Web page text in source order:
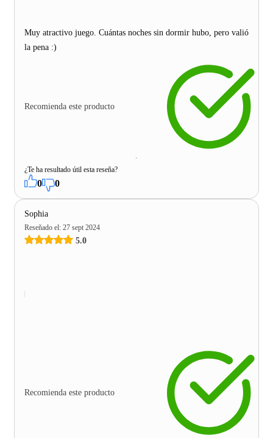
Muy atractivo juego. Cuántas noches sin dormir hubo, pero valió
la pena :)
Recomienda este producto
¿Te ha resultado útil esta reseña?
0 0
Sophia
Reseñado el: 27 sept 2024
5.0
Recomienda este producto